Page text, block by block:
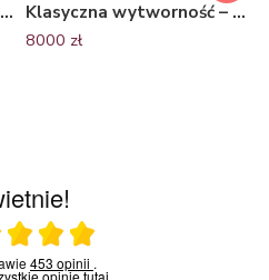
Fantazja ornamentu – Obrączki ślubne z palladu, ornament, 6,5mm
Klasyczna wytworność – Obrączki ślubne z palladu, Diamond Sky, 3mm
8000 zł
Ocena średnia 5 na 5
453 opinii .